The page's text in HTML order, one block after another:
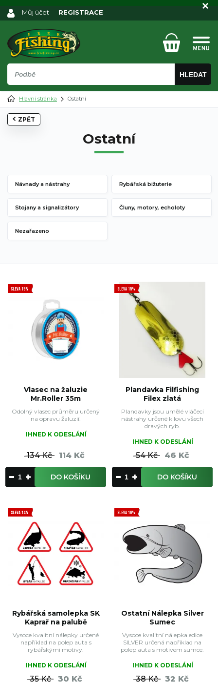
HLEDAT
Můj účet REGISTRACE
Hlavní stránka Ostatní
ZPĚT
Ostatní
Návnady a nástrahy Rybářská bižuterie
Stojany a signalizátory Čluny, motory, echoloty
Nezařazeno
SLEVA 15%
Vlasec na žaluzie
Mr.Roller 35m
Odolný vlasec průměru určený
na opravu žaluzií.
IHNED K ODESLÁNÍ
134 Kč 114 Kč
DO KOŠÍKU
SLEVA 15%
Plandavka Filfishing
Filex zlatá
Plandavky jsou umělé vláčecí
nástrahy určené k lovu všech
dravých ryb.
IHNED K ODESLÁNÍ
54 Kč 46 Kč
DO KOŠÍKU
SLEVA 14%
Rybářská samolepka SK
Kaprař na palubě
Vysoce kvalitní nálepky určené
například na polep auta s
rybářskými motivy.
IHNED K ODESLÁNÍ
35 Kč 30 Kč
SLEVA 16%
Ostatní Nálepka Silver
Sumec
Vysoce kvalitní nálepka edice
SILVER určená například na
polep auta s motivem sumce.
IHNED K ODESLÁNÍ
38 Kč 32 Kč